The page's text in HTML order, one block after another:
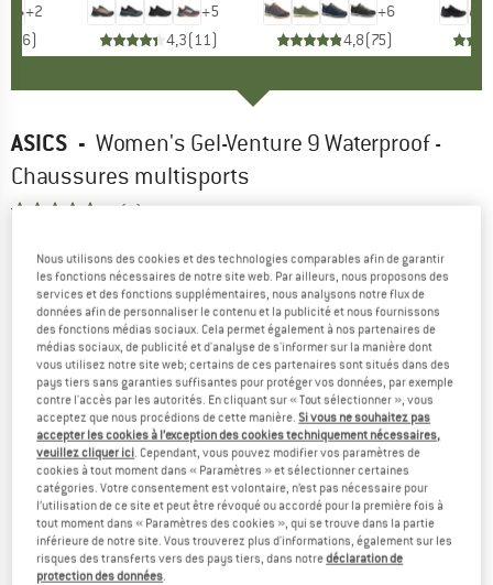
+2
6)
+5
4,3(11)
+6
4,8(75)
ASICS - Women's Gel-Venture 9 Waterproof -
Chaussures multisports
(2)
Nous utilisons des cookies et des technologies comparables afin de garantir
les fonctions nécessaires de notre site web. Par ailleurs, nous proposons des
services et des fonctions supplémentaires, nous analysons notre flux de
données afin de personnaliser le contenu et la publicité et nous fournissons
des fonctions médias sociaux. Cela permet également à nos partenaires de
médias sociaux, de publicité et d'analyse de s'informer sur la manière dont
vous utilisez notre site web; certains de ces partenaires sont situés dans des
pays tiers sans garanties suffisantes pour protéger vos données, par exemple
contre l'accès par les autorités. En cliquant sur « Tout sélectionner », vous
acceptez que nous procédions de cette manière.Si vous ne souhaitez pas
accepter les cookies à l’exception des cookies techniquement nécessaires,
veuillez cliquer ici. Cependant, vous pouvez modifier vos paramètres de
cookies à tout moment dans « Paramètres » et sélectionner certaines
catégories. Votre consentement est volontaire, n’est pas nécessaire pour
l’utilisation de ce site et peut être révoqué ou accordé pour la première fois à
tout moment dans « Paramètres des cookies », qui se trouve dans la partie
inférieure de notre site. Vous trouverez plus d'informations, également sur les
risques des transferts vers des pays tiers, dans notredéclaration de
protection des données.